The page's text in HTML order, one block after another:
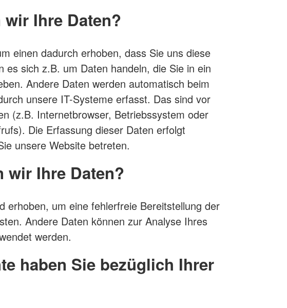
Ihre Daten?
einen dadurch erhoben, dass Sie uns diese
es sich z.B. um Daten handeln, die Sie in ein
Andere Daten werden automatisch beim
unsere IT-Systeme erfasst. Das sind vor
(z.B. Internetbrowser, Betriebssystem oder
Die Erfassung dieser Daten erfolgt
unsere Website betreten.
wir Ihre Daten?
erhoben, um eine fehlerfreie Bereitstellung der
Andere Daten können zur Analyse Ihres
werden.
haben Sie bezüglich Ihrer